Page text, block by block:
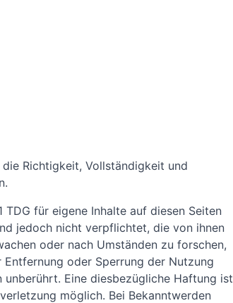
Richtigkeit, Vollständigkeit und
für eigene Inhalte auf diesen Seiten
jedoch nicht verpflichtet, die von ihnen
oder nach Umständen zu forschen,
oder Sperrung der Nutzung
Eine diesbezügliche Haftung ist
möglich. Bei Bekanntwerden